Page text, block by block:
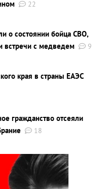
22
о состоянии бойца СВО,
встречи с медведем
9
края в страны ЕАЭС
гражданство отсеяли
18